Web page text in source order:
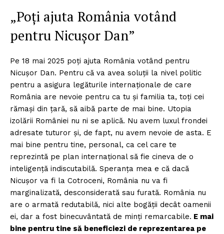
„Poți ajuta România votând
pentru Nicușor Dan”
Pe 18 mai 2025 poți ajuta România votând pentru
Nicușor Dan. Pentru că va avea soluții la nivel politic
pentru a asigura legăturile internaționale de care
România are nevoie pentru ca tu și familia ta, toți cei
rămași din țară, să aibă parte de mai bine. Utopia
izolării României nu ni se aplică. Nu avem luxul frondei
adresate tuturor și, de fapt, nu avem nevoie de asta. E
mai bine pentru tine, personal, ca cel care te
reprezintă pe plan internațional să fie cineva de o
inteligență indiscutabilă. Speranța mea e că dacă
Nicușor va fi la Cotroceni, România nu va fi
marginalizată, desconsiderată sau furată. România nu
are o armată redutabilă, nici alte bogății decât oamenii
ei, dar a fost binecuvântată de minți remarcabile. E mai
bine pentru tine să beneficiezi de reprezentarea pe